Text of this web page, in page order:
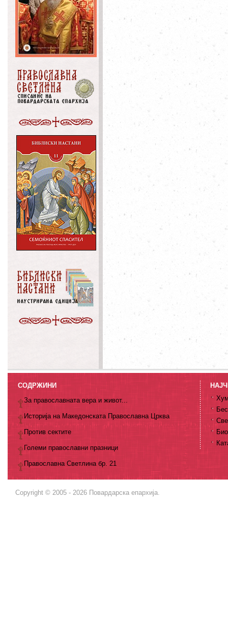
СОДРЖИНИ
За православната вера и живот...
Историја на Македонската Православна Црква
Против сектите
Големи православни празници
Православна Светлина бр. 21
Copyright © 2005 - 2026 Повардарска епархија.